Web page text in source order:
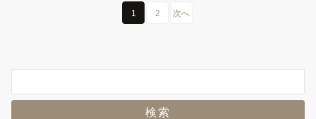
1 2 次へ